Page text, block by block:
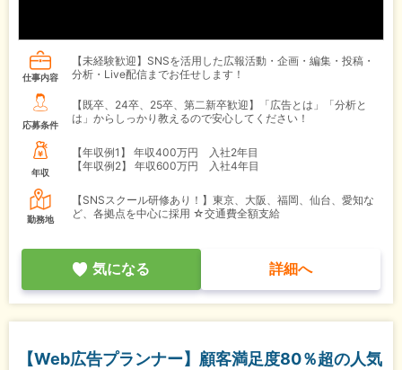
仕事内容
【未経験歓迎】SNSを活用した広報活動・企画・編集・投稿・
分析・Live配信までお任せします！
応募条件
【既卒、24卒、25卒、第二新卒歓迎】「広告とは」「分析と
は」からしっかり教えるので安心してください！
年収
【年収例1】
年収400万円 入社2年目
【年収例2】
年収600万円 入社4年目
勤務地
【SNSスクール研修あり！】東京、大阪、福岡、仙台、愛知な
ど、各拠点を中心に採用 ☆交通費全額支給
気になる 詳細へ
【Web広告プランナー】顧客満足度80％超の人気